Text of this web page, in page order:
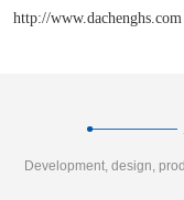
http://www.dachenghs.com